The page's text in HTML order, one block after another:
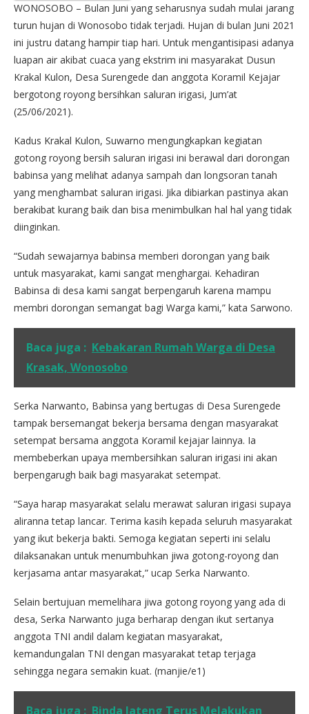
WONOSOBO – Bulan Juni yang seharusnya sudah mulai jarang
turun hujan di Wonosobo tidak terjadi. Hujan di bulan Juni 2021
ini justru datang hampir tiap hari. Untuk mengantisipasi adanya
luapan air akibat cuaca yang ekstrim ini masyarakat Dusun
Krakal Kulon, Desa Surengede dan anggota Koramil Kejajar
bergotong royong bersihkan saluran irigasi, Jum’at
(25/06/2021).
Kadus Krakal Kulon, Suwarno mengungkapkan kegiatan
gotong royong bersih saluran irigasi ini berawal dari dorongan
babinsa yang melihat adanya sampah dan longsoran tanah
yang menghambat saluran irigasi. Jika dibiarkan pastinya akan
berakibat kurang baik dan bisa menimbulkan hal hal yang tidak
diinginkan.
“Sudah sewajarnya babinsa memberi dorongan yang baik
untuk masyarakat, kami sangat menghargai. Kehadiran
Babinsa di desa kami sangat berpengaruh karena mampu
membri dorongan semangat bagi Warga kami,” kata Sarwono.
Baca juga : Kebakaran Rumah Warga di Desa
Krasak, Wonosobo
Serka Narwanto, Babinsa yang bertugas di Desa Surengede
tampak bersemangat bekerja bersama dengan masyarakat
setempat bersama anggota Koramil kejajar lainnya. Ia
membeberkan upaya membersihkan saluran irigasi ini akan
berpengarugh baik bagi masyarakat setempat.
“Saya harap masyarakat selalu merawat saluran irigasi supaya
aliranna tetap lancar. Terima kasih kepada seluruh masyarakat
yang ikut bekerja bakti. Semoga kegiatan seperti ini selalu
dilaksanakan untuk menumbuhkan jiwa gotong-royong dan
kerjasama antar masyarakat,” ucap Serka Narwanto.
Selain bertujuan memelihara jiwa gotong royong yang ada di
desa, Serka Narwanto juga berharap dengan ikut sertanya
anggota TNI andil dalam kegiatan masyarakat,
kemandungalan TNI dengan masyarakat tetap terjaga
sehingga negara semakin kuat. (manjie/e1)
Baca juga : Binda Jateng Terus Melakukan